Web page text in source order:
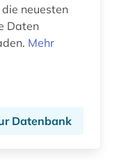
united states patent and trademark office (2)
neuesten
Daten
Mehr
Datenbank